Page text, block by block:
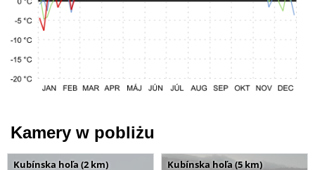
Kamery w pobliżu
Kubínska hoľa (2 km) Kubínska hoľa (5 km)